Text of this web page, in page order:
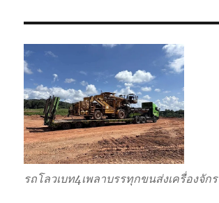
กลับ
รวม
รถโลวเบท4เพลาบรรทุกขนส่งเครื่องจักร